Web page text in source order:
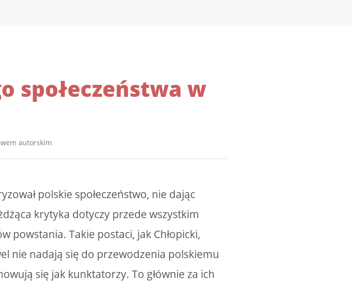
społeczeństwa w
autorskim
polskie społeczeństwo, nie dając
krytyka dotyczy przede wszystkim
powstania. Takie postaci, jak Chłopicki,
nie nadają się do przewodzenia polskiemu
się jak kunktatorzy. To głównie za ich